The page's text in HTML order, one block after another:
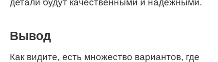
Вывод
Как видите, есть множество вариантов, где